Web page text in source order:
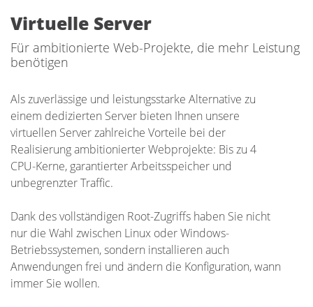
Virtuelle Server
Für ambitionierte Web-Projekte, die mehr Leistung
benötigen
Als zuverlässige und leistungsstarke Alternative zu
einem dedizierten Server bieten Ihnen unsere
virtuellen Server zahlreiche Vorteile bei der
Realisierung ambitionierter Webprojekte: Bis zu 4
CPU-Kerne, garantierter Arbeitsspeicher und
unbegrenzter Traffic.
Dank des vollständigen Root-Zugriffs haben Sie nicht
nur die Wahl zwischen Linux oder Windows-
Betriebssystemen, sondern installieren auch
Anwendungen frei und ändern die Konfiguration, wann
immer Sie wollen.